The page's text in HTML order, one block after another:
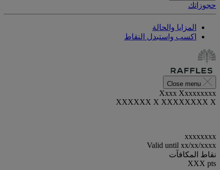
حجوزاتك
المزايا والحالة
اكسب واستبدل النقاط
Close menu
Xxxx Xxxxxxxxx
XXXXXX X XXXXXXXX X
xxxxxxxx
Valid until xx/xx/xxxx
نقاط المكافآت
XXX pts